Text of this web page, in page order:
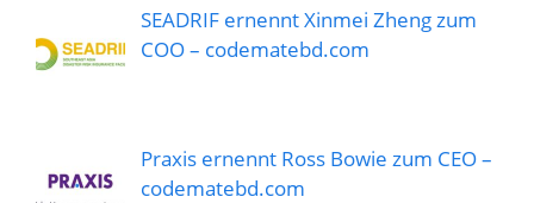
SEADRIF ernennt Xinmei Zheng zum
COO – codematebd.com
Praxis ernennt Ross Bowie zum CEO –
codematebd.com